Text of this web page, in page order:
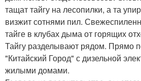
тащат тайгу на лесопилки, а та
визжит сотнями пил.
тайге в клубах дыма от горящих
Тайгу разделывают рядом. Прямо
"Китайский Город" с дизельной
жилыми домами.